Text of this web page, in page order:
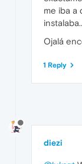
me iba a
Ojalá
1 Reply
diezi